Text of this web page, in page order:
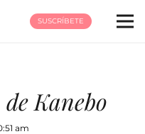
SUSCRÍBETE
Kanebo
am